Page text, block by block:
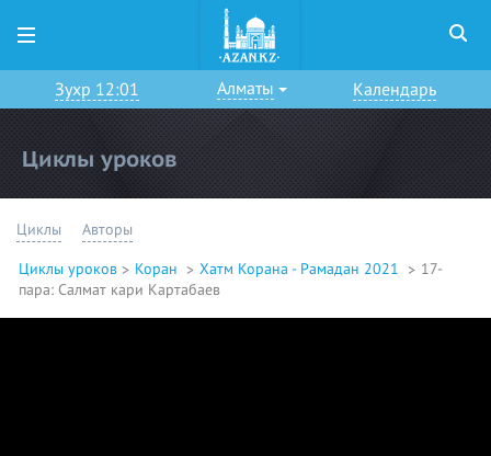
Зухр 12:01 Алматы Календарь
Циклы уроков
Циклы Авторы
Циклы уроков Коран Хатм Корана - Рамадан 2021
17-
пара: Салмат кари Картабаев